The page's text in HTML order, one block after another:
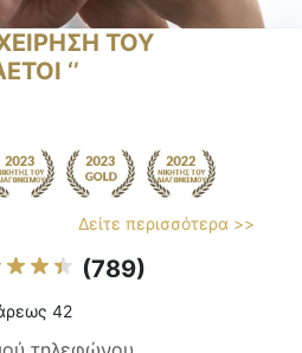
ΤΟΥ
‘’
Δείτε περισσότερα >>
(789)
42